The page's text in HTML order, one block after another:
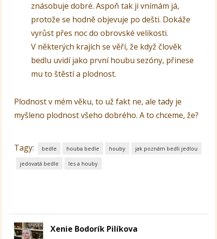
znásobuje dobré. Aspoň tak ji vnímám já,
protože se hodně objevuje po dešti. Dokáže
vyrůst přes noc do obrovské velikosti.
V některých krajích se věří, že když člověk
bedlu uvidí jako první houbu sezóny, přinese
mu to štěstí a plodnost.
Plodnost v mém věku, to už fakt ne, ale tady je
myšleno plodnost všeho dobrého. A to chceme, že?
Tagy: bedle houba bedle houby jak poznám bedli jedlou
jedovatá bedle les a houby
Xenie Bodorík Pilíkova